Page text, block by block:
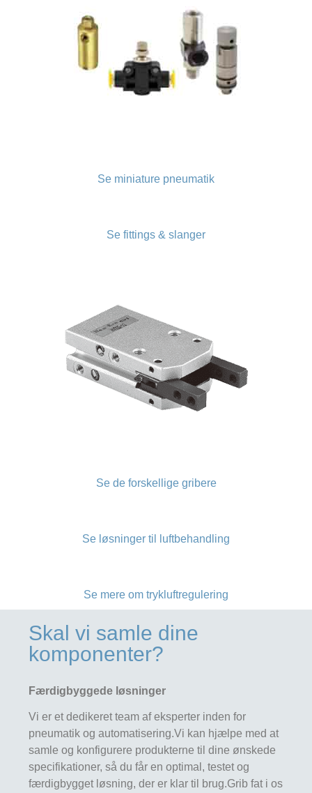
Se miniature pneumatik
Se fittings & slanger
Se de forskellige gribere
Se løsninger til luftbehandling
Se mere om trykluftregulering
Skal vi samle dine
komponenter?
Færdigbyggede løsninger
Vi er et dedikeret team af eksperter inden for
pneumatik og automatisering.Vi kan hjælpe med at
samle og konfigurere produkterne til dine ønskede
specifikationer, så du får en optimal, testet og
færdigbygget løsning, der er klar til brug.Grib fat i os